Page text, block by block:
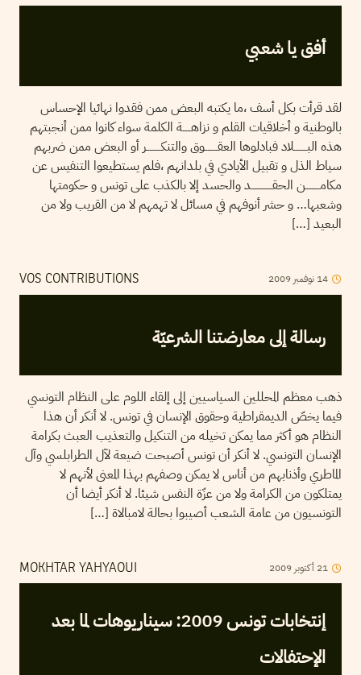
أفق يا شعبي
لقد قرأت بكل أسف ،ما يكتبه البعض ممن فقدوا نهائيا الإحساس
بالوطنية و أخلاقيات القلم و نزاهـــــة الكلمة سواء كانوا ممن أنجبتهم
هذه البــــــــلاد فبادلوها العقــــــــوق والتنكـــــــــر أو البعض ممن ضربهم
سياط الذل و تقبيل الأيادي في بلدانهم ،فلم يستطيعوا التنفيس عن
مكامـــــــــن الحقـــــــــــــد والحسد إلا بالكذب على تونس و حكومتها
وشعبها… و حشر أنوفهم في مسائل لا تهمهم لا من القريب ولا من
البعيد […]
VOS CONTRIBUTIONS 14 نوفمبر 2009
رسالة إلى معارضتنا الشرعيّة
ذهب معظم المحللين السياسيين إلى إلقاء اللوم على النظام التونسي
فيما يخصّ الديمقراطية وحقوق الإنسان في تونس. لا أنكر أن هذا
النظام هو أكثر مما يمكن تخيله من التنكيل والتعذيب العبث بكرامة
الإنسان التونسي. لا أنكر أن تونس أصبحت ضيعة لآل الطرابلسي وآل
الماطري وأذنابهم من أناس لا يمكن وصفهم بهذا المعنى لأنهم لا
يمتلكون من الكرامة ولا من عزّة النفس شيئا. لا أنكر أيضا أن
التونسيون من عامة الشعب أصيبوا بحالة لامبالاة […]
MOKHTAR YAHYAOUI 21 أكتوبر 2009
إنتخابات تونس 2009: سيناريوهات لما بعد
الإحتفالات